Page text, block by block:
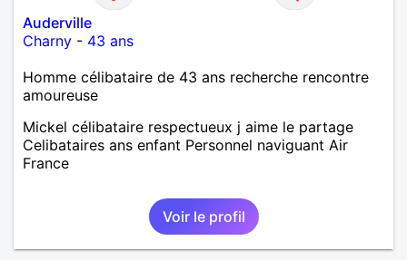
Auderville
Charny - 43 ans
Homme célibataire de 43 ans recherche rencontre
amoureuse
Mickel célibataire respectueux j aime le partage
Celibataires ans enfant Personnel naviguant Air
France
Voir le profil